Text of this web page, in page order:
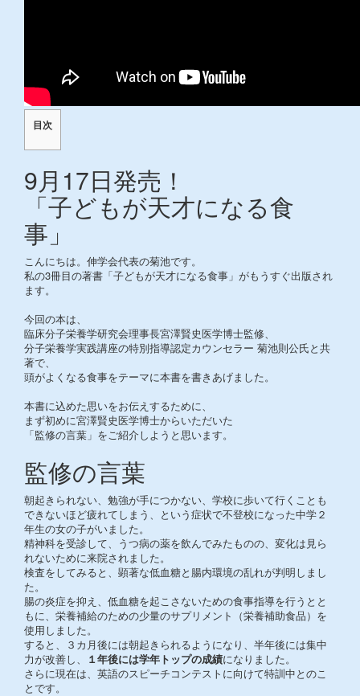
目次
9月17日発売！
「子どもが天才になる食
事」
こんにちは。伸学会代表の菊池です。
私の3冊目の著書「子どもが天才になる食事」がもうすぐ出版され
ます。
今回の本は、
臨床分子栄養学研究会理事長宮澤賢史医学博士監修、
分子栄養学実践講座の特別指導認定カウンセラー 菊池則公氏と共
著で、
頭がよくなる食事をテーマに本書を書きあげました。
本書に込めた思いをお伝えするために、
まず初めに宮澤賢史医学博士からいただいた
「監修の言葉」をご紹介しようと思います。
監修の言葉
朝起きられない、勉強が手につかない、学校に歩いて行くことも
できないほど疲れてしまう、という症状で不登校になった中学２
年生の女の子がいました。
精神科を受診して、うつ病の薬を飲んでみたものの、変化は見ら
れないために来院されました。
検査をしてみると、顕著な低血糖と腸内環境の乱れが判明しまし
た。
腸の炎症を抑え、低血糖を起こさないための食事指導を行うとと
もに、栄養補給のための少量のサプリメント（栄養補助食品）を
使用しました。
すると、３カ月後には朝起きられるようになり、半年後には集中
力が改善し、
１年後には学年トップの成績になりました。
さらに現在は、英語のスピーチコンテストに向けて特訓中とのこ
とです。